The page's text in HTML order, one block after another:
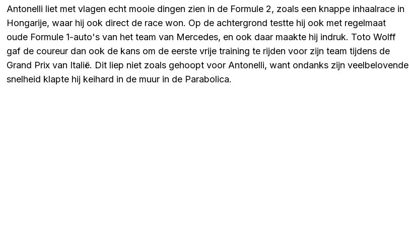
Antonelli liet met vlagen echt mooie dingen zien in de Formule 2, zoals een knappe inhaalrace in
Hongarije, waar hij ook direct de race won. Op de achtergrond testte hij ook met regelmaat
oude Formule 1-auto's van het team van Mercedes, en ook daar maakte hij indruk. Toto Wolff
gaf de coureur dan ook de kans om de eerste vrije training te rijden voor zijn team tijdens de
Grand Prix van Italië. Dit liep niet zoals gehoopt voor Antonelli, want ondanks zijn veelbelovende
snelheid klapte hij keihard in de muur in de Parabolica.